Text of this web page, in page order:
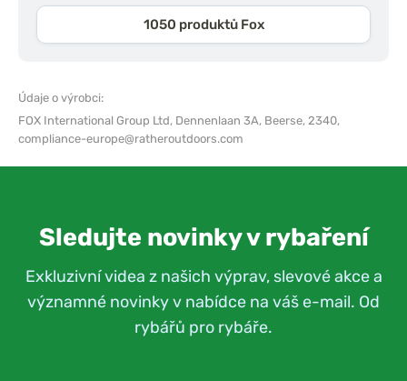
1050 produktů Fox
Údaje o výrobci:
FOX International Group Ltd, Dennenlaan 3A, Beerse, 2340,
compliance-europe@ratheroutdoors.com
Sledujte novinky v rybaření
Exkluzivní videa z našich výprav, slevové akce a
významné novinky v nabídce na váš e-mail. Od
rybářů pro rybáře.